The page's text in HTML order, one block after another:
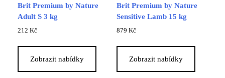
Brit Premium by Nature
Adult S 3 kg
212 Kč
Zobrazit nabídky
Brit Premium by Nature
Sensitive Lamb 15 kg
879 Kč
Zobrazit nabídky